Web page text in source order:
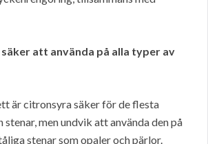
att använda på alla typer av
är citronsyra säker för de flesta
stenar, men undvik att använda den på
stenar som opaler och pärlor.